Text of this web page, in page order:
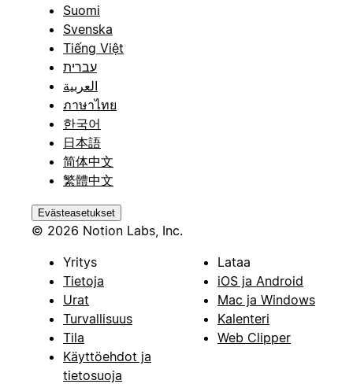
Suomi
Svenska
Tiếng Việt
עברית
العربية
ภาษาไทย
한국어
日本語
简体中文
繁體中文
Evästeasetukset
© 2026 Notion Labs, Inc.
Yritys
Tietoja
Urat
Turvallisuus
Tila
Käyttöehdot ja
tietosuoja
Lataa
iOS ja Android
Mac ja Windows
Kalenteri
Web Clipper